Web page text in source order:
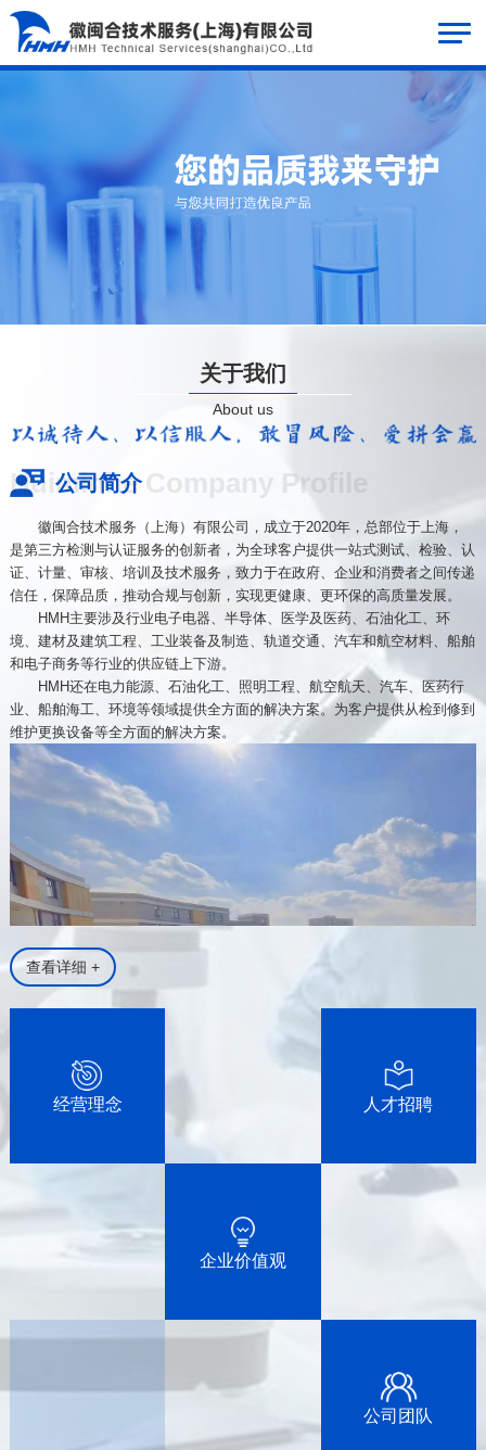
关于我们
About us
Huiminhe Company Profile
公司简介
徽闽合技术服务（上海）有限公司，成立于2020年，总部位于上海，
是第三方检测与认证服务的创新者，为全球客户提供一站式测试、检验、认
证、计量、审核、培训及技术服务，致力于在政府、企业和消费者之间传递
信任，保障品质，推动合规与创新，实现更健康、更环保的高质量发展。
HMH主要涉及行业电子电器、半导体、医学及医药、石油化工、环
境、建材及建筑工程、工业装备及制造、轨道交通、汽车和航空材料、船舶
和电子商务等行业的供应链上下游。
HMH还在电力能源、石油化工、照明工程、航空航天、汽车、医药行
业、船舶海工、环境等领域提供全方面的解决方案。为客户提供从检到修到
维护更换设备等全方面的解决方案。
查看详细 +
经营理念 人才招聘
企业价值观
公司团队